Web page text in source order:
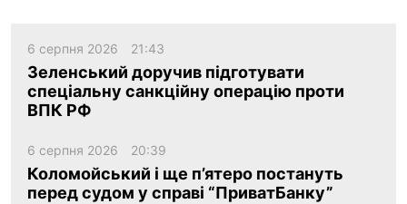
6 серпня 2026 21:43
Зеленський доручив підготувати
спеціальну санкційну операцію проти
ВПК РФ
6 серпня 2026 20:39
Коломойський і ще п’ятеро постануть
перед судом у справі “ПриватБанку”